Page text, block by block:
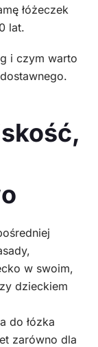
łóżeczek
lat.
i czym warto
w swoim,
dzieckiem
do łózka
zarówno dla